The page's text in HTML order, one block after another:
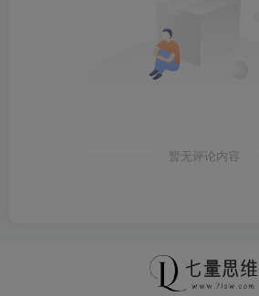
暂无评论内容